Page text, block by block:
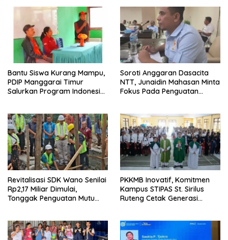
Bantu Siswa Kurang Mampu,
PDIP Manggarai Timur
Salurkan Program Indonesia
Soroti Anggaran Dasacita
NTT, Junaidin Mahasan Minta
Fokus Pada Penguatan
Revitalisasi SDK Wano Senilai
Rp2,17 Miliar Dimulai,
Tonggak Penguatan Mutu
PKKMB Inovatif, Komitmen
Kampus STIPAS St. Sirilus
Ruteng Cetak Generasi